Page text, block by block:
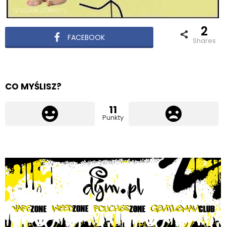
FACEBOOK 2
shares
CO MYŚLISZ?
11
Punkty